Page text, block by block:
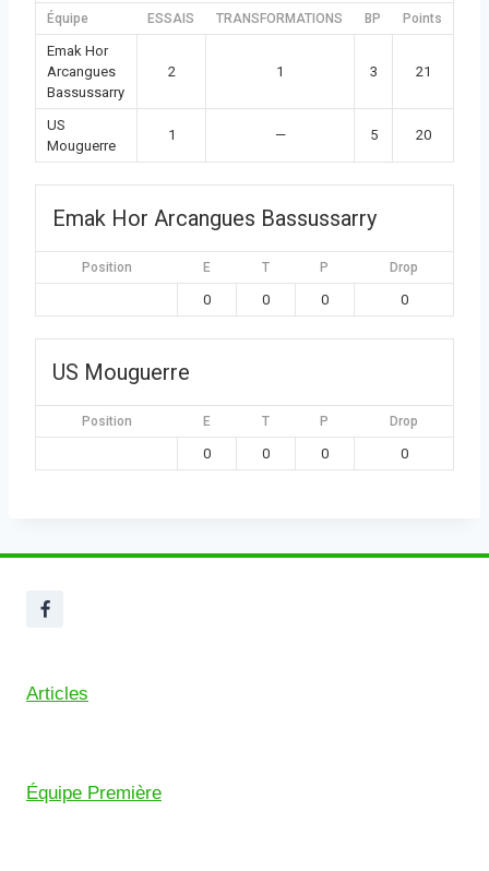
Équipe ESSAIS TRANSFORMATIONS BP Points
Emak Hor
Arcangues
Bassussarry
2 1 3 21
US
Mouguerre
1 — 5 20
Emak Hor Arcangues Bassussarry
Position E T P Drop
0 0 0 0
US Mouguerre
Position E T P Drop
0 0 0 0
Articles
Équipe Première